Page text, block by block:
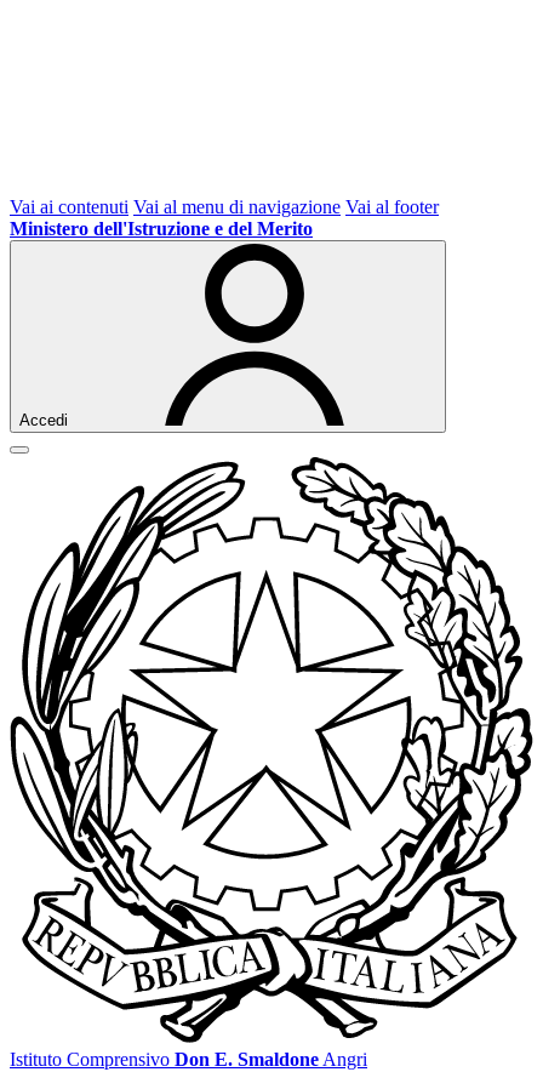
Vai ai contenuti Vai al menu di navigazione Vai al footer
Ministero dell'Istruzione e del Merito
Accedi
Istituto Comprensivo Don E. Smaldone Angri